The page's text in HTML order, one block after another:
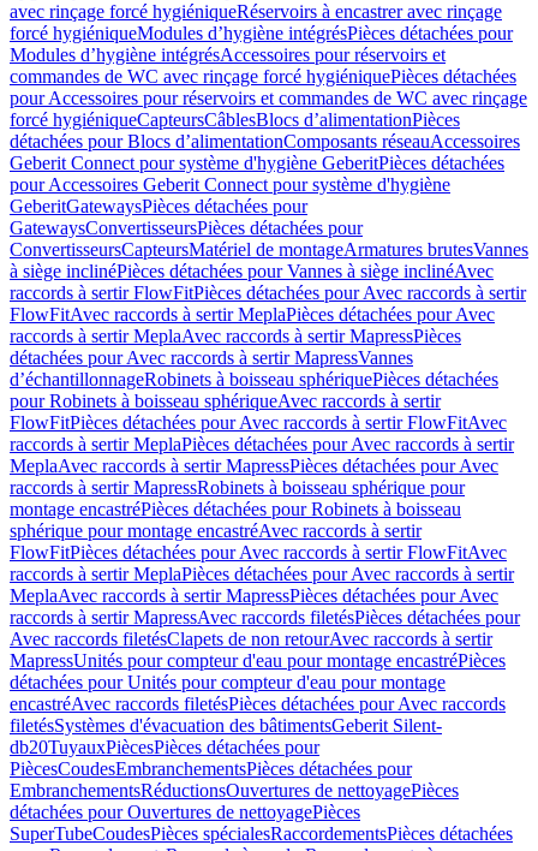
avec rinçage forcé hygiéniqueRéservoirs à encastrer avec rinçage
forcé hygiéniqueModules d’hygiène intégrésPièces détachées pour
Modules d’hygiène intégrésAccessoires pour réservoirs et
commandes de WC avec rinçage forcé hygiéniquePièces détachées
pour Accessoires pour réservoirs et commandes de WC avec rinçage
forcé hygiéniqueCapteursCâblesBlocs d’alimentationPièces
détachées pour Blocs d’alimentationComposants réseauAccessoires
Geberit Connect pour système d'hygiène GeberitPièces détachées
pour Accessoires Geberit Connect pour système d'hygiène
GeberitGatewaysPièces détachées pour
GatewaysConvertisseursPièces détachées pour
ConvertisseursCapteursMatériel de montageArmatures brutesVannes
à siège inclinéPièces détachées pour Vannes à siège inclinéAvec
raccords à sertir FlowFitPièces détachées pour Avec raccords à sertir
FlowFitAvec raccords à sertir MeplaPièces détachées pour Avec
raccords à sertir MeplaAvec raccords à sertir MapressPièces
détachées pour Avec raccords à sertir MapressVannes
d’échantillonnageRobinets à boisseau sphériquePièces détachées
pour Robinets à boisseau sphériqueAvec raccords à sertir
FlowFitPièces détachées pour Avec raccords à sertir FlowFitAvec
raccords à sertir MeplaPièces détachées pour Avec raccords à sertir
MeplaAvec raccords à sertir MapressPièces détachées pour Avec
raccords à sertir MapressRobinets à boisseau sphérique pour
montage encastréPièces détachées pour Robinets à boisseau
sphérique pour montage encastréAvec raccords à sertir
FlowFitPièces détachées pour Avec raccords à sertir FlowFitAvec
raccords à sertir MeplaPièces détachées pour Avec raccords à sertir
MeplaAvec raccords à sertir MapressPièces détachées pour Avec
raccords à sertir MapressAvec raccords filetésPièces détachées pour
Avec raccords filetésClapets de non retourAvec raccords à sertir
MapressUnités pour compteur d'eau pour montage encastréPièces
détachées pour Unités pour compteur d'eau pour montage
encastréAvec raccords filetésPièces détachées pour Avec raccords
filetésSystèmes d'évacuation des bâtimentsGeberit Silent-
db20TuyauxPiècesPièces détachées pour
PiècesCoudesEmbranchementsPièces détachées pour
EmbranchementsRéductionsOuvertures de nettoyagePièces
détachées pour Ouvertures de nettoyagePièces
SuperTubeCoudesPièces spécialesRaccordementsPièces détachées